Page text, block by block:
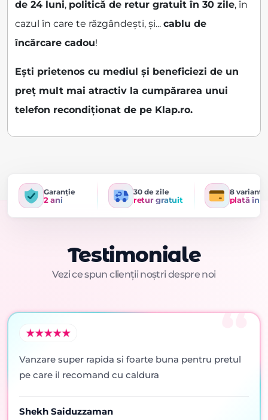
de 24 luni, politică de retur gratuit în 30 zile, în
cazul în care te răzgândești, și... cablu de
încărcare cadou!
Ești prietenos cu mediul și beneficiezi de un
preț mult mai atractiv la cumpărarea unui
telefon recondiționat de pe Klap.ro.
Garanție
2 ani
30 de zile
retur gratuit
8 variante
plată în
Testimoniale
Vezi ce spun clienții noștri despre noi
Vanzare super rapida si foarte buna pentru pretul
pe care il recomand cu caldura
Shekh Saiduzzaman